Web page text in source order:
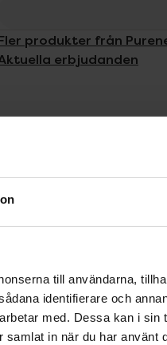
till användarna,
identifierare och
med. Dessa kan i sin
in när du har använt
produkter från
erbjudanden